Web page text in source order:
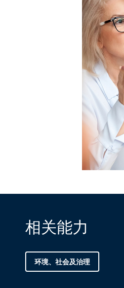
相关能力
环境、社会及治理